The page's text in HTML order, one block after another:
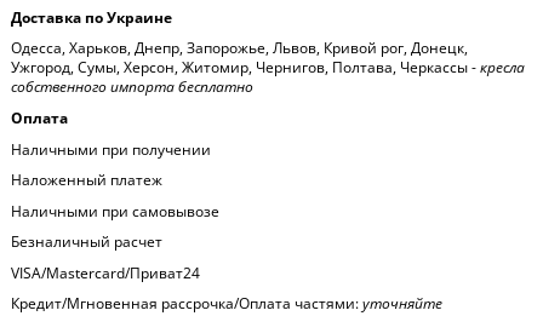
Доставка по Украине
Одесса, Харьков, Днепр, Запорожье, Львов, Кривой рог, Донецк,
Ужгород, Сумы, Херсон, Житомир, Чернигов, Полтава, Черкассы -кресла
собственного импорта бесплатно
Оплата
Наличными при получении
Наложенный платеж
Наличными при самовывозе
Безналичный расчет
VISA/Mastercard/Приват24
Кредит/Мгновенная рассрочка/Оплата частями:уточняйте